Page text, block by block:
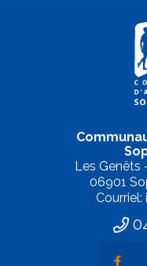
Les Genêts
06901